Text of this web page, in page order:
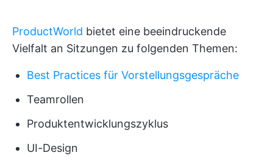
ProductWorld bietet eine beeindruckende
Vielfalt an Sitzungen zu folgenden Themen:
Best Practices für Vorstellungsgespräche
Teamrollen
Produktentwicklungszyklus
UI-Design